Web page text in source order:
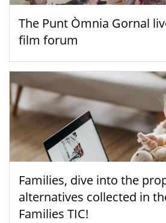
The Punt Òmnia Gornal
film forum
Families, dive into the
alternatives collected in
Families TIC!